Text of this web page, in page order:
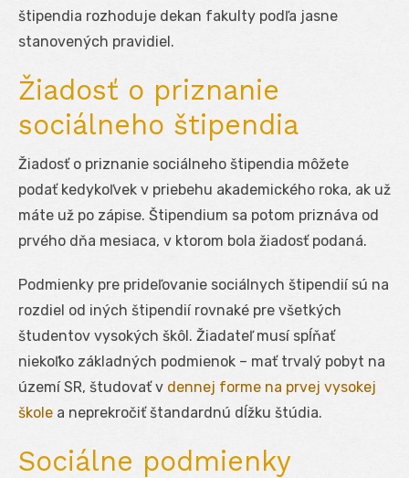
štipendia rozhoduje dekan fakulty podľa jasne
stanovených pravidiel.
Žiadosť o priznanie
sociálneho štipendia
Žiadosť o priznanie sociálneho štipendia môžete
podať kedykoľvek v priebehu akademického roka, ak už
máte už po zápise. Štipendium sa potom priznáva od
prvého dňa mesiaca, v ktorom bola žiadosť podaná.
Podmienky pre prideľovanie sociálnych štipendií sú na
rozdiel od iných štipendií rovnaké pre všetkých
študentov vysokých škôl. Žiadateľ musí spĺňať
niekoľko základných podmienok – mať trvalý pobyt na
území SR, študovať v dennej forme na prvej vysokej
škole a neprekročiť štandardnú dĺžku štúdia.
Sociálne podmienky